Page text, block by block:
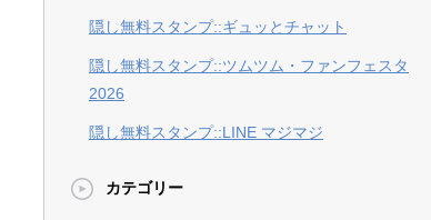
隠し無料スタンプ::ギュッとチャット
隠し無料スタンプ::ツムツム・ファンフェスタ
2026
隠し無料スタンプ::LINE マジマジ
カテゴリー